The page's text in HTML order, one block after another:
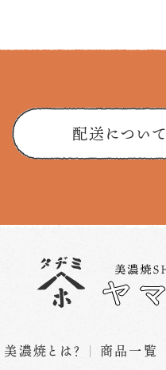
配送について
美濃焼とは？ 商品一覧